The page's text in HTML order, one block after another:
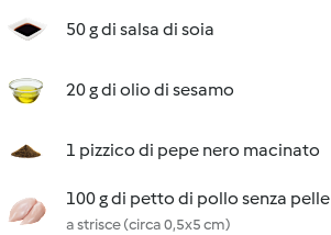
50 g di salsa di soia
20 g di olio di sesamo
1 pizzico di pepe nero macinato
100 g di petto di pollo senza pelle
a strisce (circa 0,5x5 cm)